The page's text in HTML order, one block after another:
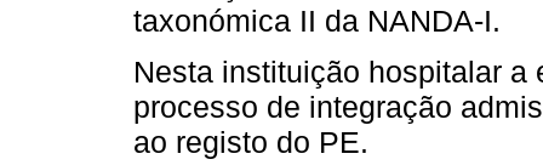
taxonómica II da NANDA-I.
Nesta instituição hospitalar a
processo de integração
ao registo do PE.